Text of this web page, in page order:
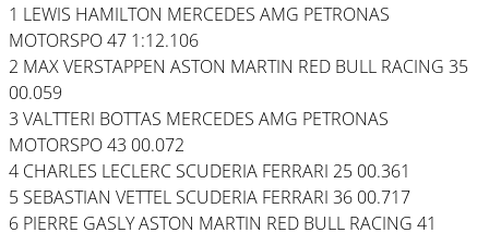
1 LEWIS HAMILTON MERCEDES AMG PETRONAS
MOTORSPO 47 1:12.106
2 MAX VERSTAPPEN ASTON MARTIN RED BULL RACING 35
00.059
3 VALTTERI BOTTAS MERCEDES AMG PETRONAS
MOTORSPO 43 00.072
4 CHARLES LECLERC SCUDERIA FERRARI 25 00.361
5 SEBASTIAN VETTEL SCUDERIA FERRARI 36 00.717
6 PIERRE GASLY ASTON MARTIN RED BULL RACING 41